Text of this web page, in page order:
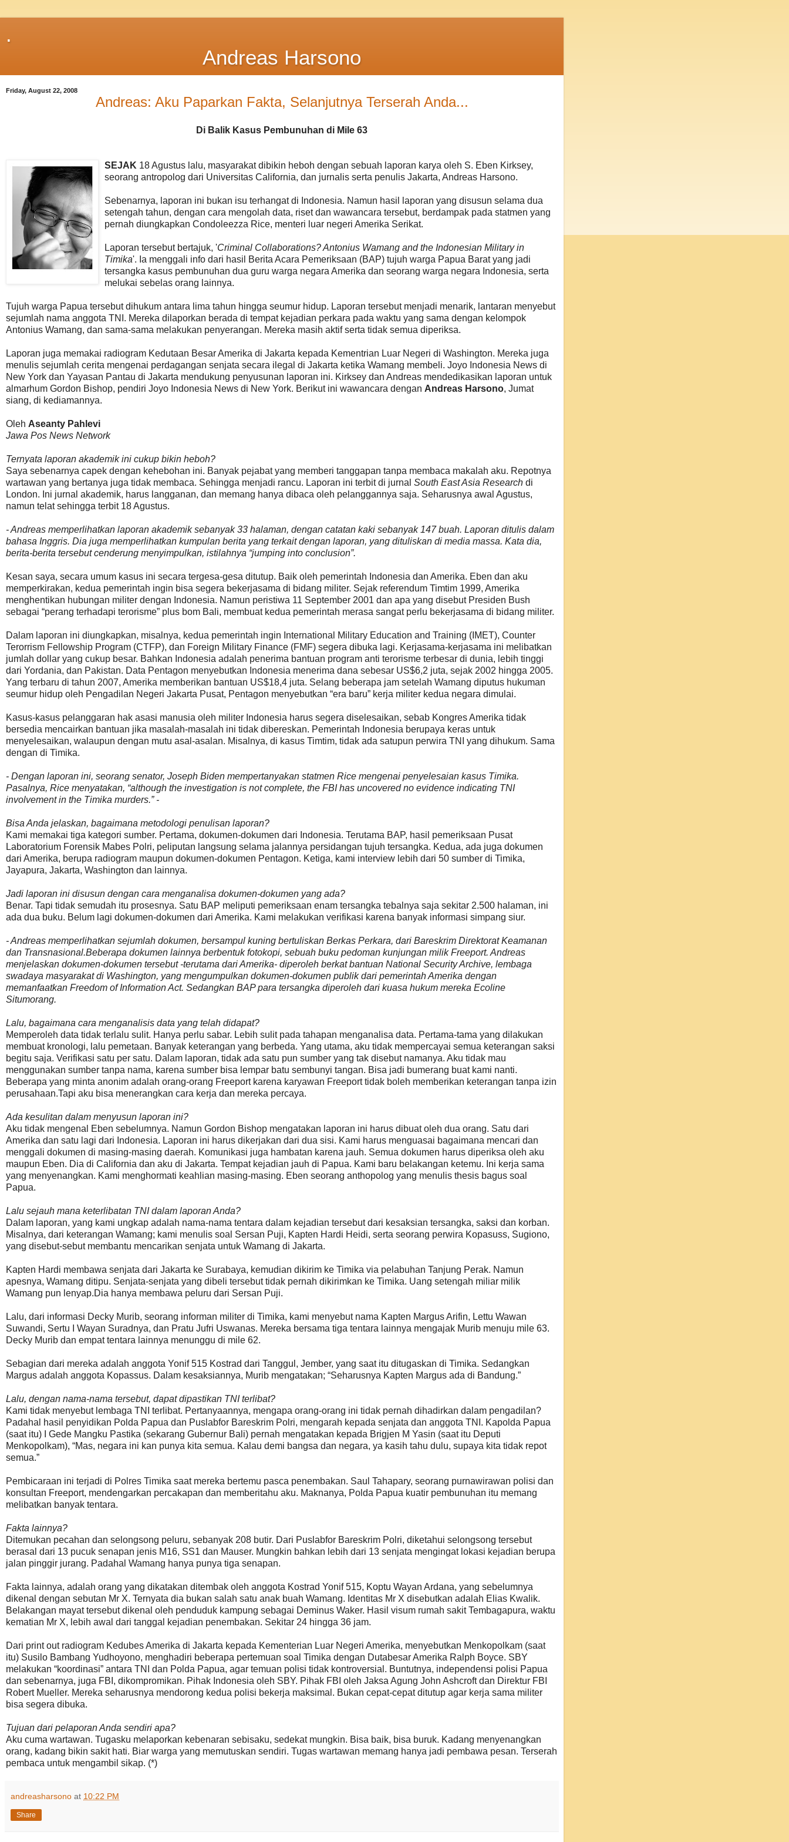
.
Andreas Harsono
Friday, August 22, 2008
Andreas: Aku Paparkan Fakta, Selanjutnya Terserah Anda...
Di Balik Kasus Pembunuhan di Mile 63
SEJAK 18 Agustus lalu, masyarakat dibikin heboh dengan sebuah laporan karya oleh S. Eben Kirksey,
seorang antropolog dari Universitas California, dan jurnalis serta penulis Jakarta, Andreas Harsono.
Sebenarnya, laporan ini bukan isu terhangat di Indonesia. Namun hasil laporan yang disusun selama dua
setengah tahun, dengan cara mengolah data, riset dan wawancara tersebut, berdampak pada statmen yang
pernah diungkapkan Condoleezza Rice, menteri luar negeri Amerika Serikat.
Laporan tersebut bertajuk, 'Criminal Collaborations? Antonius Wamang and the Indonesian Military in
Timika'. Ia menggali info dari hasil Berita Acara Pemeriksaan (BAP) tujuh warga Papua Barat yang jadi
tersangka kasus pembunuhan dua guru warga negara Amerika dan seorang warga negara Indonesia, serta
melukai sebelas orang lainnya.
Tujuh warga Papua tersebut dihukum antara lima tahun hingga seumur hidup. Laporan tersebut menjadi menarik, lantaran menyebut
sejumlah nama anggota TNI. Mereka dilaporkan berada di tempat kejadian perkara pada waktu yang sama dengan kelompok
Antonius Wamang, dan sama-sama melakukan penyerangan. Mereka masih aktif serta tidak semua diperiksa.
Laporan juga memakai radiogram Kedutaan Besar Amerika di Jakarta kepada Kementrian Luar Negeri di Washington. Mereka juga
menulis sejumlah cerita mengenai perdagangan senjata secara ilegal di Jakarta ketika Wamang membeli. Joyo Indonesia News di
New York dan Yayasan Pantau di Jakarta mendukung penyusunan laporan ini. Kirksey dan Andreas mendedikasikan laporan untuk
almarhum Gordon Bishop, pendiri Joyo Indonesia News di New York. Berikut ini wawancara dengan Andreas Harsono, Jumat
siang, di kediamannya.
Oleh Aseanty Pahlevi
Jawa Pos News Network
Ternyata laporan akademik ini cukup bikin heboh?
Saya sebenarnya capek dengan kehebohan ini. Banyak pejabat yang memberi tanggapan tanpa membaca makalah aku. Repotnya
wartawan yang bertanya juga tidak membaca. Sehingga menjadi rancu. Laporan ini terbit di jurnal South East Asia Research di
London. Ini jurnal akademik, harus langganan, dan memang hanya dibaca oleh pelanggannya saja. Seharusnya awal Agustus,
namun telat sehingga terbit 18 Agustus.
- Andreas memperlihatkan laporan akademik sebanyak 33 halaman, dengan catatan kaki sebanyak 147 buah. Laporan ditulis dalam
bahasa Inggris. Dia juga memperlihatkan kumpulan berita yang terkait dengan laporan, yang dituliskan di media massa. Kata dia,
berita-berita tersebut cenderung menyimpulkan, istilahnya “jumping into conclusion”.
Kesan saya, secara umum kasus ini secara tergesa-gesa ditutup. Baik oleh pemerintah Indonesia dan Amerika. Eben dan aku
memperkirakan, kedua pemerintah ingin bisa segera bekerjasama di bidang militer. Sejak referendum Timtim 1999, Amerika
menghentikan hubungan militer dengan Indonesia. Namun peristiwa 11 September 2001 dan apa yang disebut Presiden Bush
sebagai “perang terhadapi terorisme” plus bom Bali, membuat kedua pemerintah merasa sangat perlu bekerjasama di bidang militer.
Dalam laporan ini diungkapkan, misalnya, kedua pemerintah ingin International Military Education and Training (IMET), Counter
Terorrism Fellowship Program (CTFP), dan Foreign Military Finance (FMF) segera dibuka lagi. Kerjasama-kerjasama ini melibatkan
jumlah dollar yang cukup besar. Bahkan Indonesia adalah penerima bantuan program anti terorisme terbesar di dunia, lebih tinggi
dari Yordania, dan Pakistan. Data Pentagon menyebutkan Indonesia menerima dana sebesar US$6,2 juta, sejak 2002 hingga 2005.
Yang terbaru di tahun 2007, Amerika memberikan bantuan US$18,4 juta. Selang beberapa jam setelah Wamang diputus hukuman
seumur hidup oleh Pengadilan Negeri Jakarta Pusat, Pentagon menyebutkan “era baru” kerja militer kedua negara dimulai.
Kasus-kasus pelanggaran hak asasi manusia oleh militer Indonesia harus segera diselesaikan, sebab Kongres Amerika tidak
bersedia mencairkan bantuan jika masalah-masalah ini tidak dibereskan. Pemerintah Indonesia berupaya keras untuk
menyelesaikan, walaupun dengan mutu asal-asalan. Misalnya, di kasus Timtim, tidak ada satupun perwira TNI yang dihukum. Sama
dengan di Timika.
- Dengan laporan ini, seorang senator, Joseph Biden mempertanyakan statmen Rice mengenai penyelesaian kasus Timika.
Pasalnya, Rice menyatakan, “although the investigation is not complete, the FBI has uncovered no evidence indicating TNI
involvement in the Timika murders.” -
Bisa Anda jelaskan, bagaimana metodologi penulisan laporan?
Kami memakai tiga kategori sumber. Pertama, dokumen-dokumen dari Indonesia. Terutama BAP, hasil pemeriksaan Pusat
Laboratorium Forensik Mabes Polri, peliputan langsung selama jalannya persidangan tujuh tersangka. Kedua, ada juga dokumen
dari Amerika, berupa radiogram maupun dokumen-dokumen Pentagon. Ketiga, kami interview lebih dari 50 sumber di Timika,
Jayapura, Jakarta, Washington dan lainnya.
Jadi laporan ini disusun dengan cara menganalisa dokumen-dokumen yang ada?
Benar. Tapi tidak semudah itu prosesnya. Satu BAP meliputi pemeriksaan enam tersangka tebalnya saja sekitar 2.500 halaman, ini
ada dua buku. Belum lagi dokumen-dokumen dari Amerika. Kami melakukan verifikasi karena banyak informasi simpang siur.
- Andreas memperlihatkan sejumlah dokumen, bersampul kuning bertuliskan Berkas Perkara, dari Bareskrim Direktorat Keamanan
dan Transnasional.Beberapa dokumen lainnya berbentuk fotokopi, sebuah buku pedoman kunjungan milik Freeport. Andreas
menjelaskan dokumen-dokumen tersebut -terutama dari Amerika- diperoleh berkat bantuan National Security Archive, lembaga
swadaya masyarakat di Washington, yang mengumpulkan dokumen-dokumen publik dari pemerintah Amerika dengan
memanfaatkan Freedom of Information Act. Sedangkan BAP para tersangka diperoleh dari kuasa hukum mereka Ecoline
Situmorang.
Lalu, bagaimana cara menganalisis data yang telah didapat?
Memperoleh data tidak terlalu sulit. Hanya perlu sabar. Lebih sulit pada tahapan menganalisa data. Pertama-tama yang dilakukan
membuat kronologi, lalu pemetaan. Banyak keterangan yang berbeda. Yang utama, aku tidak mempercayai semua keterangan saksi
begitu saja. Verifikasi satu per satu. Dalam laporan, tidak ada satu pun sumber yang tak disebut namanya. Aku tidak mau
menggunakan sumber tanpa nama, karena sumber bisa lempar batu sembunyi tangan. Bisa jadi bumerang buat kami nanti.
Beberapa yang minta anonim adalah orang-orang Freeport karena karyawan Freeport tidak boleh memberikan keterangan tanpa izin
perusahaan.Tapi aku bisa menerangkan cara kerja dan mereka percaya.
Ada kesulitan dalam menyusun laporan ini?
Aku tidak mengenal Eben sebelumnya. Namun Gordon Bishop mengatakan laporan ini harus dibuat oleh dua orang. Satu dari
Amerika dan satu lagi dari Indonesia. Laporan ini harus dikerjakan dari dua sisi. Kami harus menguasai bagaimana mencari dan
menggali dokumen di masing-masing daerah. Komunikasi juga hambatan karena jauh. Semua dokumen harus diperiksa oleh aku
maupun Eben. Dia di California dan aku di Jakarta. Tempat kejadian jauh di Papua. Kami baru belakangan ketemu. Ini kerja sama
yang menyenangkan. Kami menghormati keahlian masing-masing. Eben seorang anthopolog yang menulis thesis bagus soal
Papua.
Lalu sejauh mana keterlibatan TNI dalam laporan Anda?
Dalam laporan, yang kami ungkap adalah nama-nama tentara dalam kejadian tersebut dari kesaksian tersangka, saksi dan korban.
Misalnya, dari keterangan Wamang; kami menulis soal Sersan Puji, Kapten Hardi Heidi, serta seorang perwira Kopasuss, Sugiono,
yang disebut-sebut membantu mencarikan senjata untuk Wamang di Jakarta.
Kapten Hardi membawa senjata dari Jakarta ke Surabaya, kemudian dikirim ke Timika via pelabuhan Tanjung Perak. Namun
apesnya, Wamang ditipu. Senjata-senjata yang dibeli tersebut tidak pernah dikirimkan ke Timika. Uang setengah miliar milik
Wamang pun lenyap.Dia hanya membawa peluru dari Sersan Puji.
Lalu, dari informasi Decky Murib, seorang informan militer di Timika, kami menyebut nama Kapten Margus Arifin, Lettu Wawan
Suwandi, Sertu I Wayan Suradnya, dan Pratu Jufri Uswanas. Mereka bersama tiga tentara lainnya mengajak Murib menuju mile 63.
Decky Murib dan empat tentara lainnya menunggu di mile 62.
Sebagian dari mereka adalah anggota Yonif 515 Kostrad dari Tanggul, Jember, yang saat itu ditugaskan di Timika. Sedangkan
Margus adalah anggota Kopassus. Dalam kesaksiannya, Murib mengatakan; “Seharusnya Kapten Margus ada di Bandung.”
Lalu, dengan nama-nama tersebut, dapat dipastikan TNI terlibat?
Kami tidak menyebut lembaga TNI terlibat. Pertanyaannya, mengapa orang-orang ini tidak pernah dihadirkan dalam pengadilan?
Padahal hasil penyidikan Polda Papua dan Puslabfor Bareskrim Polri, mengarah kepada senjata dan anggota TNI. Kapolda Papua
(saat itu) I Gede Mangku Pastika (sekarang Gubernur Bali) pernah mengatakan kepada Brigjen M Yasin (saat itu Deputi
Menkopolkam), “Mas, negara ini kan punya kita semua. Kalau demi bangsa dan negara, ya kasih tahu dulu, supaya kita tidak repot
semua.”
Pembicaraan ini terjadi di Polres Timika saat mereka bertemu pasca penembakan. Saul Tahapary, seorang purnawirawan polisi dan
konsultan Freeport, mendengarkan percakapan dan memberitahu aku. Maknanya, Polda Papua kuatir pembunuhan itu memang
melibatkan banyak tentara.
Fakta lainnya?
Ditemukan pecahan dan selongsong peluru, sebanyak 208 butir. Dari Puslabfor Bareskrim Polri, diketahui selongsong tersebut
berasal dari 13 pucuk senapan jenis M16, SS1 dan Mauser. Mungkin bahkan lebih dari 13 senjata mengingat lokasi kejadian berupa
jalan pinggir jurang. Padahal Wamang hanya punya tiga senapan.
Fakta lainnya, adalah orang yang dikatakan ditembak oleh anggota Kostrad Yonif 515, Koptu Wayan Ardana, yang sebelumnya
dikenal dengan sebutan Mr X. Ternyata dia bukan salah satu anak buah Wamang. Identitas Mr X disebutkan adalah Elias Kwalik.
Belakangan mayat tersebut dikenal oleh penduduk kampung sebagai Deminus Waker. Hasil visum rumah sakit Tembagapura, waktu
kematian Mr X, lebih awal dari tanggal kejadian penembakan. Sekitar 24 hingga 36 jam.
Dari print out radiogram Kedubes Amerika di Jakarta kepada Kementerian Luar Negeri Amerika, menyebutkan Menkopolkam (saat
itu) Susilo Bambang Yudhoyono, menghadiri beberapa pertemuan soal Timika dengan Dutabesar Amerika Ralph Boyce. SBY
melakukan “koordinasi” antara TNI dan Polda Papua, agar temuan polisi tidak kontroversial. Buntutnya, independensi polisi Papua
dan sebenarnya, juga FBI, dikompromikan. Pihak Indonesia oleh SBY. Pihak FBI oleh Jaksa Agung John Ashcroft dan Direktur FBI
Robert Mueller. Mereka seharusnya mendorong kedua polisi bekerja maksimal. Bukan cepat-cepat ditutup agar kerja sama militer
bisa segera dibuka.
Tujuan dari pelaporan Anda sendiri apa?
Aku cuma wartawan. Tugasku melaporkan kebenaran sebisaku, sedekat mungkin. Bisa baik, bisa buruk. Kadang menyenangkan
orang, kadang bikin sakit hati. Biar warga yang memutuskan sendiri. Tugas wartawan memang hanya jadi pembawa pesan. Terserah
pembaca untuk mengambil sikap. (*)
andreasharsono at 10:22 PM
Share